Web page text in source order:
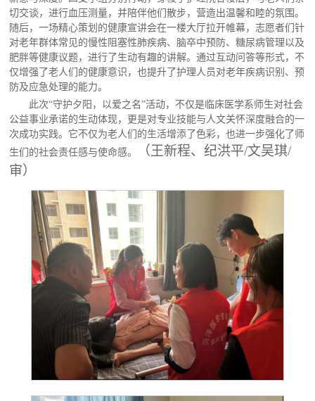
切交谈，进行血压测量，并陪伴他们散步，营造出温馨和睦的氛围。
随后，一场精心策划的健康宣讲会在一楼大厅拉开帷幕，志愿者们针
对老年群体常见的慢性阻塞性肺疾病、脑卒中预防、糖尿病管理以及
肥胖等健康议题，进行了生动有趣的讲解。通过互动问答等形式，不
仅增强了老人们的健康意识，也提升了护理人员对老年疾病识别、预
防及应急处理的能力。
此次“守护夕阳，以爱之名”活动，不仅是临床医学系师生对社会
公益事业承诺的生动体现，更是对专业技能与人文关怀深度融合的一
次成功实践。它不仅为老人们的生活增添了色彩，也进一步强化了师
生们的社会责任感与使命感。
（王新程、纪洪平/文吴琪/
审）